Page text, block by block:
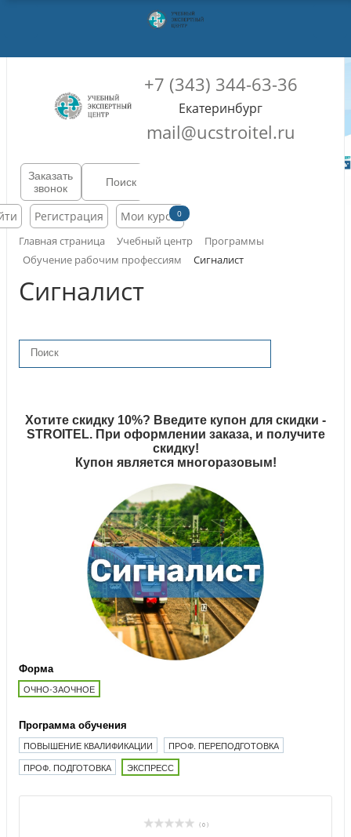
+7 (343) 344-63-36
Екатеринбург
mail@ucstroitel.ru
Заказать
звонок
Регистрация Мои курсы0
Главная страница Учебный центр
Программы
Обучение рабочим профессиям
Сигналист
Сигналист
Хотите скидку 10%? Введите купон для скидки -
STROITEL. При оформлении заказа, и получите
скидку!
Купон является многоразовым!
Форма
ОЧНО-ЗАОЧНОЕ
Программа обучения
ПОВЫШЕНИЕ КВАЛИФИКАЦИИ
ПРОФ. ПЕРЕПОДГОТОВКА
ПРОФ. ПОДГОТОВКА
ЭКСПРЕСС
( 0 )